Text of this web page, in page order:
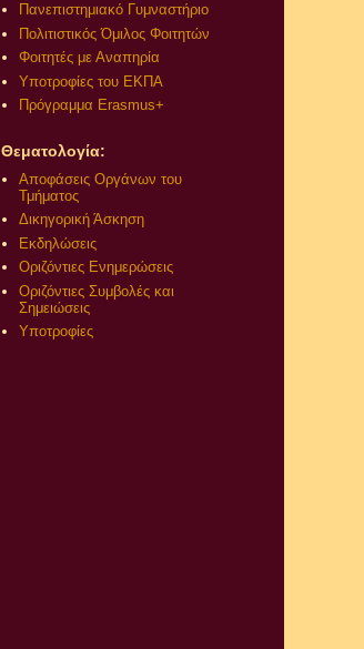
Πανεπιστημιακό Γυμναστήριο
Πολιτιστικός Όμιλος Φοιτητών
Φοιτητές με Αναπηρία
Υποτροφίες του ΕΚΠΑ
Πρόγραμμα Erasmus+
Θεματολογία:
Αποφάσεις Οργάνων του
Τμήματος
Δικηγορική Άσκηση
Εκδηλώσεις
Οριζόντιες Ενημερώσεις
Οριζόντιες Συμβολές και
Σημειώσεις
Υποτροφίες